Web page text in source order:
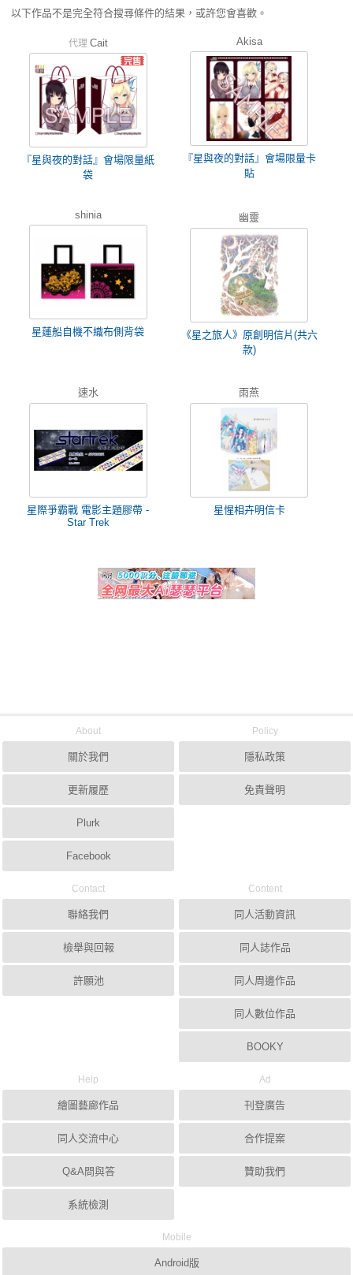
以下作品不是完全符合搜尋條件的結果，或許您會喜歡。
代理 Cait
『星與夜的對話』會場限量紙
袋
Akisa
『星與夜的對話』會場限量卡
貼
shinia
星蓮船自機不織布側背袋
幽靈
《星之旅人》原創明信片(共六
款)
速水
星際爭霸戰 電影主題膠帶 -
Star Trek
雨燕
星惺相卉明信卡
About
關於我們
更新履歷
Plurk
Facebook
Policy
隱私政策
免責聲明
Contact
聯絡我們
檢舉與回報
許願池
Content
同人活動資訊
同人誌作品
同人周邊作品
同人數位作品
BOOKY
Help
繪圖藝廊作品
同人交流中心
Q&A問與答
系統檢測
Ad
刊登廣告
合作提案
贊助我們
Mobile
Android版